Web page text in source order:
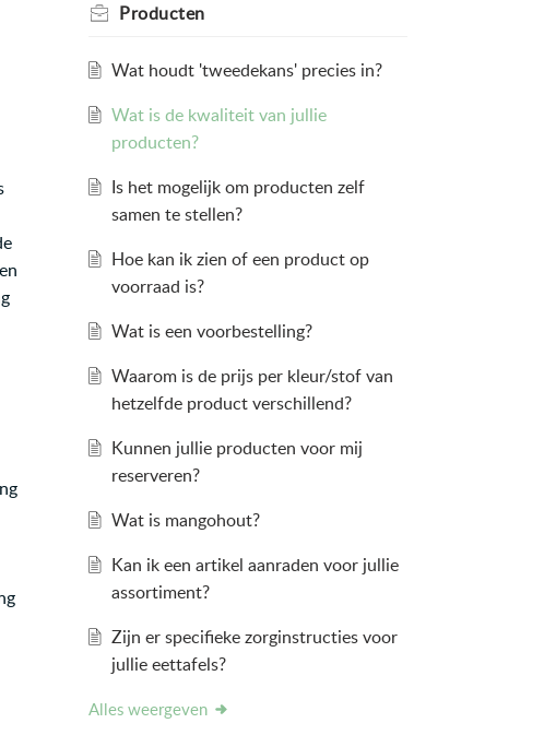
Producten
Wat houdt 'tweedekans' precies in?
Wat is de kwaliteit van jullie
producten?
Is het mogelijk om producten zelf
samen te stellen?
Hoe kan ik zien of een product op
voorraad is?
Wat is een voorbestelling?
Waarom is de prijs per kleur/stof van
hetzelfde product verschillend?
Kunnen jullie producten voor mij
reserveren?
Wat is mangohout?
Kan ik een artikel aanraden voor jullie
assortiment?
Zijn er specifieke zorginstructies voor
jullie eettafels?
Alles weergeven